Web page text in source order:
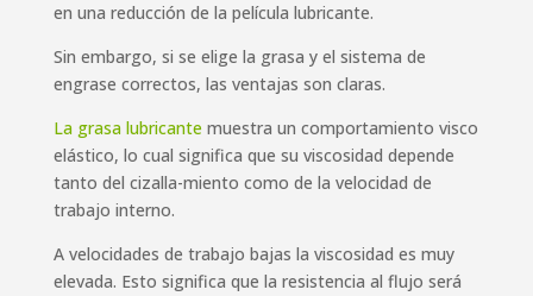
en una reducción de la película lubricante.
Sin embargo, si se elige la grasa y el sistema de
engrase correctos, las ventajas son claras.
La grasa lubricantemuestra un comportamiento visco
elástico, lo cual significa que su viscosidad depende
tanto del cizalla-miento como de la velocidad de
trabajo interno.
A velocidades de trabajo bajas la viscosidad es muy
elevada. Esto significa que la resistencia al flujo será